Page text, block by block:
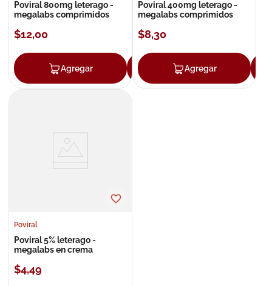
Poviral 800mg leterago -
megalabs comprimidos
$12,00
Agregar Agregar
Poviral 400mg leterago -
megalabs comprimidos
$8,30
Agregar
Poviral
Poviral 5% leterago -
megalabs en crema
$4,49